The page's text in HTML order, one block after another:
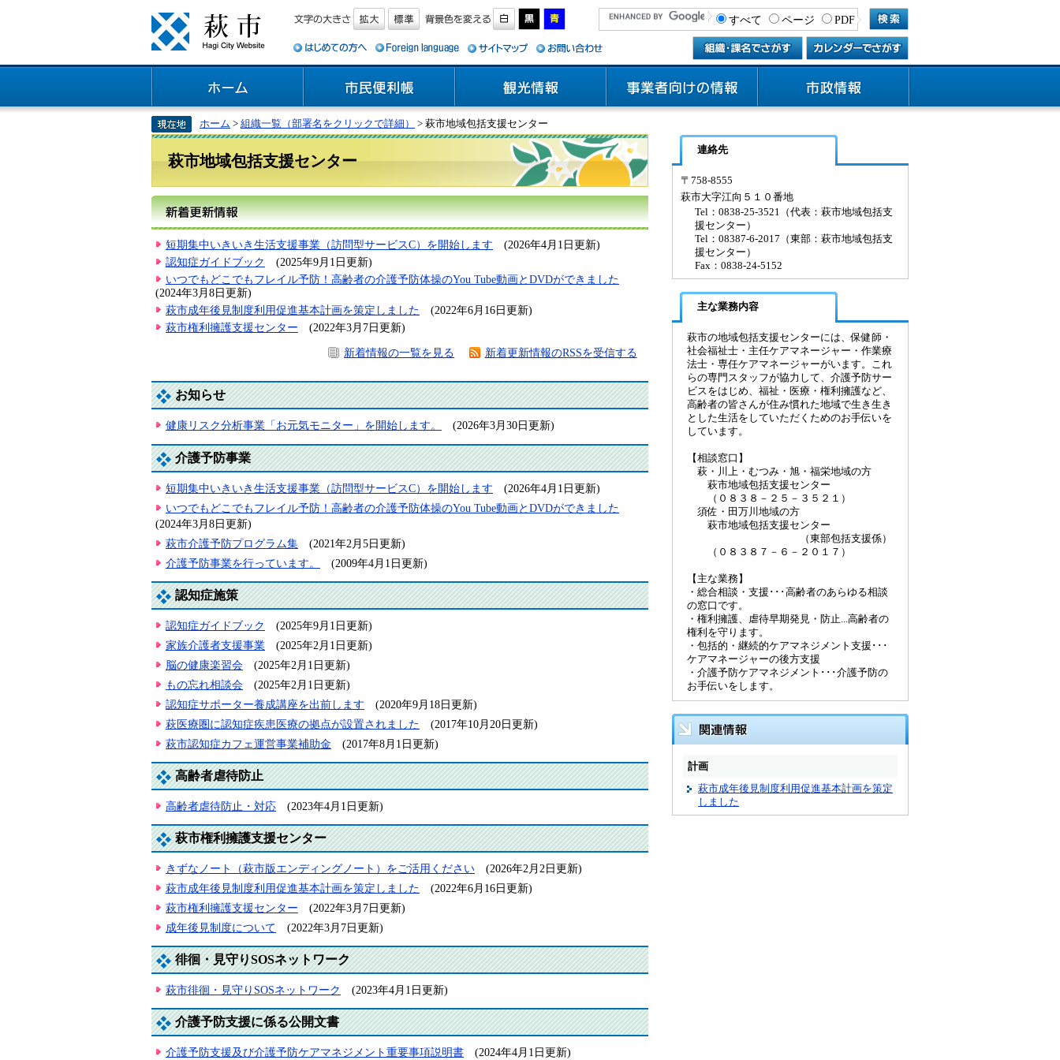
すべて ページ PDF
ホーム > 組織一覧（部署名をクリックで詳細） > 萩市地域包括支援センター
萩市地域包括支援センター
短期集中いきいき生活支援事業（訪問型サービスC）を開始します
(2026年4月1日更新)
認知症ガイドブック
(2025年9月1日更新)
いつでもどこでもフレイル予防！高齢者の介護予防体操のYou Tube動画とDVDができました
(2024年3月8日更新)
萩市成年後見制度利用促進基本計画を策定しました
(2022年6月16日更新)
萩市権利擁護支援センター
(2022年3月7日更新)
新着情報の一覧を見る
新着更新情報のRSSを受信する
お知らせ
健康リスク分析事業「お元気モニター」を開始します。 (2026年3月30日更新)
介護予防事業
短期集中いきいき生活支援事業（訪問型サービスC）を開始します
(2026年4月1日更新)
いつでもどこでもフレイル予防！高齢者の介護予防体操のYou Tube動画とDVDができました
(2024年3月8日更新)
萩市介護予防プログラム集
(2021年2月5日更新)
介護予防事業を行っています。
(2009年4月1日更新)
認知症施策
認知症ガイドブック
(2025年9月1日更新)
家族介護者支援事業
(2025年2月1日更新)
脳の健康楽習会
(2025年2月1日更新)
もの忘れ相談会
(2025年2月1日更新)
認知症サポーター養成講座を出前します
(2020年9月18日更新)
萩医療圏に認知症疾患医療の拠点が設置されました
(2017年10月20日更新)
萩市認知症カフェ運営事業補助金
(2017年8月1日更新)
高齢者虐待防止
高齢者虐待防止・対応 (2023年4月1日更新)
萩市権利擁護支援センター
きずなノート（萩市版エンディングノート）をご活用ください
(2026年2月2日更新)
萩市成年後見制度利用促進基本計画を策定しました
(2022年6月16日更新)
萩市権利擁護支援センター
(2022年3月7日更新)
成年後見制度について
(2022年3月7日更新)
徘徊・見守りSOSネットワーク
萩市徘徊・見守りSOSネットワーク (2023年4月1日更新)
介護予防支援に係る公開文書
介護予防支援及び介護予防ケアマネジメント重要事項説明書 (2024年4月1日更新)
連絡先
〒758-8555
萩市大字江向５１０番地
Tel：0838-25-3521（代表：萩市地域包括支
援センター）
Tel：08387-6-2017（東部：萩市地域包括支
援センター）
Fax：0838-24-5152
主な業務内容
萩市の地域包括支援センターには、保健師・
社会福祉士・主任ケアマネージャー・作業療
法士・専任ケアマネージャーがいます。これ
らの専門スタッフが協力して、介護予防サー
ビスをはじめ、福祉・医療・権利擁護など、
高齢者の皆さんが住み慣れた地域で生き生き
とした生活をしていただくためのお手伝いを
しています。
【相談窓口】
萩・川上・むつみ・旭・福栄地域の方
萩市地域包括支援センター
（０８３８－２５－３５２１）
須佐・田万川地域の方
萩市地域包括支援センター
（東部包括支援係）
（０８３８７－６－２０１７）
【主な業務】
・総合相談・支援･･･高齢者のあらゆる相談
の窓口です。
・権利擁護、虐待早期発見・防止...高齢者の
権利を守ります。
・包括的・継続的ケアマネジメント支援･･･
ケアマネージャーの後方支援
・介護予防ケアマネジメント･･･介護予防の
お手伝いをします。
計画
萩市成年後見制度利用促進基本計画を策定
しました